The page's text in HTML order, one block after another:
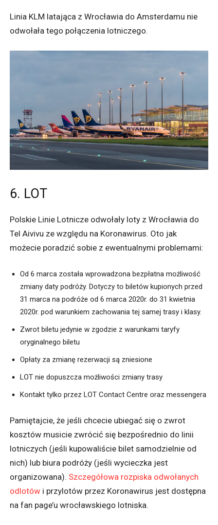
Linia KLM latająca z Wrocławia do Amsterdamu nie
odwołała tego połączenia lotniczego.
6. LOT
Polskie Linie Lotnicze odwołały loty z Wrocławia do
Tel Aivivu ze względu na Koronawirus. Oto jak
możecie poradzić sobie z ewentualnymi problemami:
Od 6 marca została wprowadzona bezpłatna możliwość
zmiany daty podróży. Dotyczy to biletów kupionych przed
31 marca na podróże od 6 marca 2020r. do 31 kwietnia
2020r. pod warunkiem zachowania tej samej trasy i klasy.
Zwrot biletu jedynie w zgodzie z warunkami taryfy
oryginalnego biletu
Opłaty za zmianę rezerwacji są zniesione
LOT nie dopuszcza możliwości zmiany trasy
Kontakt tylko przez LOT Contact Centre oraz messengera
Pamiętajcie, że jeśli chcecie ubiegać się o zwrot
kosztów musicie zwrócić się bezpośrednio do linii
lotniczych (jeśli kupowaliście bilet samodzielnie od
nich) lub biura podróży (jeśli wycieczka jest
organizowana). Szczegółowa rozpiska odwołanych
odlotów i przylotów przez Koronawirus jest dostępna
na fan page’u wrocławskiego lotniska.